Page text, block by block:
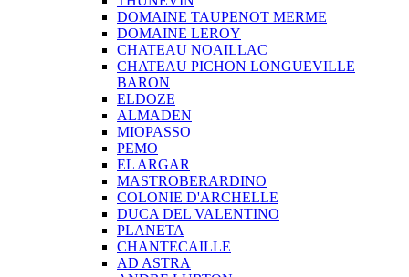
DOMAINE TAUPENOT MERME
DOMAINE LEROY
CHATEAU NOAILLAC
CHATEAU PICHON LONGUEVILLE
BARON
ELDOZE
ALMADEN
MIOPASSO
PEMO
EL ARGAR
MASTROBERARDINO
COLONIE D'ARCHELLE
DUCA DEL VALENTINO
PLANETA
CHANTECAILLE
AD ASTRA